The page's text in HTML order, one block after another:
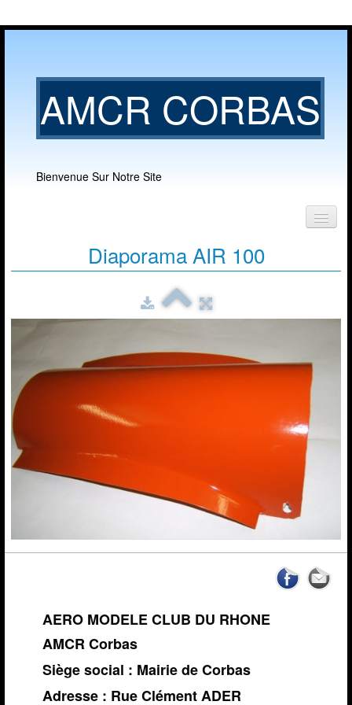
AMCR CORBAS
Bienvenue Sur Notre Site
Nos activités▼
News de l'AMCR
Calendrier AMCR
Calendrier Régional
Actualités▼
Météo Corbas
Liens
Archives
Diaporama AIR 100
AERO MODELE CLUB DU RHONE
AMCR Corbas
Siège social : Mairie de Corbas
Adresse : Rue Clément ADER